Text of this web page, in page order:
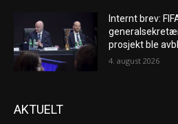
Internt brev:
prosjekt ble
4. august 2026
AKTUELT